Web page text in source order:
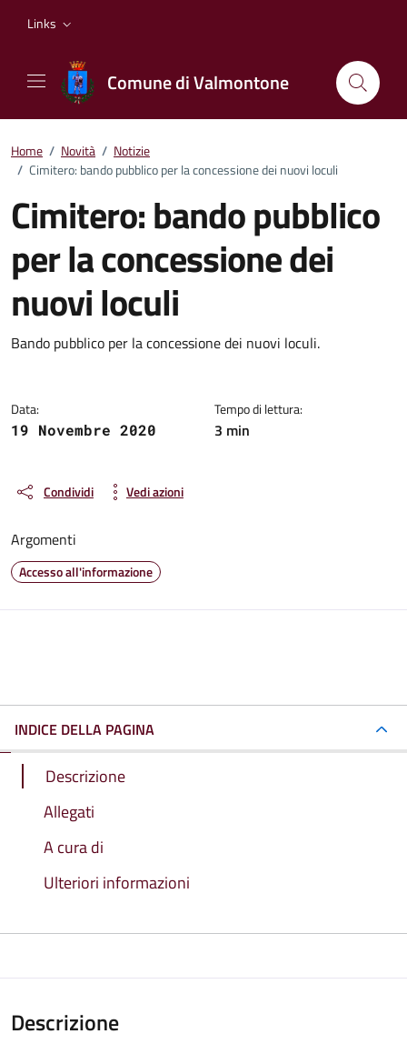
Links
Comune di Valmontone
Home / Novità / Notizie
/ Cimitero: bando pubblico per la concessione dei nuovi loculi
Cimitero: bando pubblico
per la concessione dei
nuovi loculi
Dettagli della notizia
Bando pubblico per la concessione dei nuovi loculi.
Data:
19 Novembre 2020
Tempo di lettura:
3 min
Condividi Vedi azioni
Argomenti
Accesso all'informazione
INDICE DELLA PAGINA
Descrizione
Allegati
A cura di
Ulteriori informazioni
Descrizione